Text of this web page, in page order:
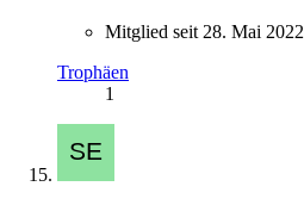
Mitglied seit 28. Mai 2022
Trophäen
1